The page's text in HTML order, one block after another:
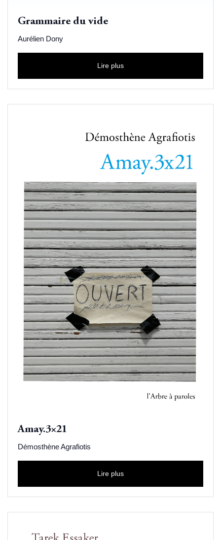
Grammaire du vide
Aurélien Dony
Lire plus
Amay.3×21
Démosthène Agrafiotis
Lire plus